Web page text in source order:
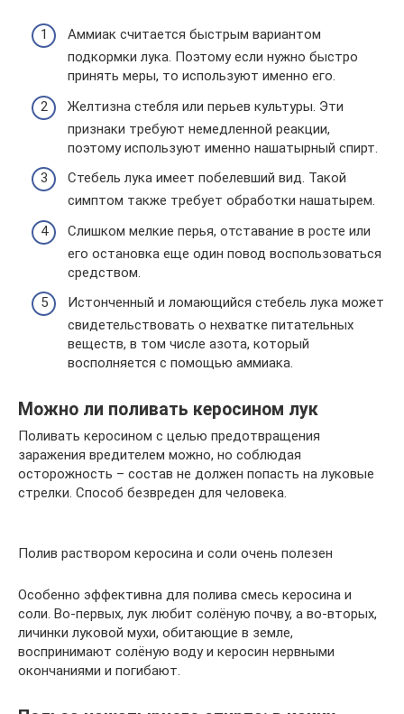
Аммиак считается быстрым вариантом
подкормки лука. Поэтому если нужно быстро
принять меры, то используют именно его.
Желтизна стебля или перьев культуры. Эти
признаки требуют немедленной реакции,
поэтому используют именно нашатырный спирт.
Стебель лука имеет побелевший вид. Такой
симптом также требует обработки нашатырем.
Слишком мелкие перья, отставание в росте или
его остановка еще один повод воспользоваться
средством.
Истонченный и ломающийся стебель лука может
свидетельствовать о нехватке питательных
веществ, в том числе азота, который
восполняется с помощью аммиака.
Можно ли поливать керосином лук
Поливать керосином с целью предотвращения
заражения вредителем можно, но соблюдая
осторожность – состав не должен попасть на луковые
стрелки. Способ безвреден для человека.
Полив раствором керосина и соли очень полезен
Особенно эффективна для полива смесь керосина и
соли. Во-первых, лук любит солёную почву, а во-вторых,
личинки луковой мухи, обитающие в земле,
воспринимают солёную воду и керосин нервными
окончаниями и погибают.